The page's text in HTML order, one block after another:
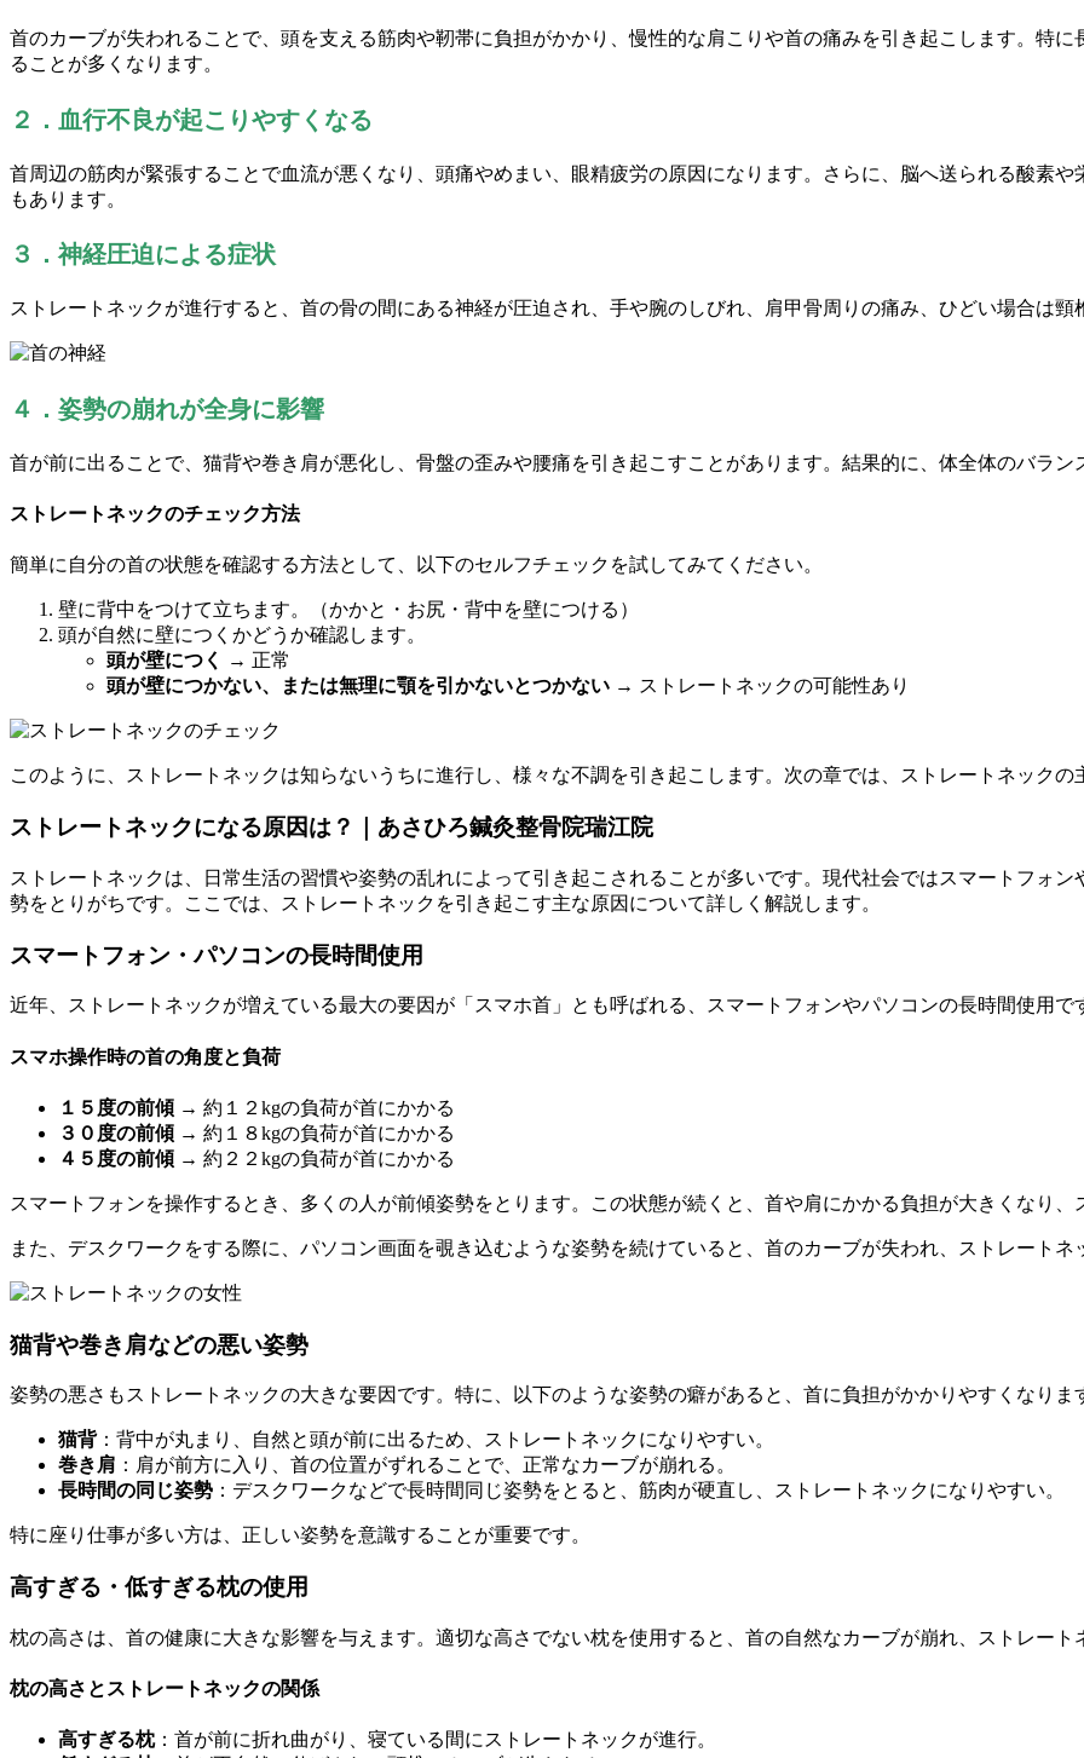
首のカーブが失われることで、頭を支える筋肉や靭帯に負担がかかり、慢性的な肩こりや首の痛みを引き起こします。特
ることが多くなります。
２．血行不良が起こりやすくなる
首周辺の筋肉が緊張することで血流が悪くなり、頭痛やめまい、眼精疲労の原因になります。さらに、脳へ送られる酸素
もあります。
３．神経圧迫による症状
ストレートネックが進行すると、首の骨の間にある神経が圧迫され、手や腕のしびれ、肩甲骨周りの痛み、ひどい場合は
４．姿勢の崩れが全身に影響
首が前に出ることで、猫背や巻き肩が悪化し、骨盤の歪みや腰痛を引き起こすことがあります。結果的に、体全体のバラ
ストレートネックのチェック方法
簡単に自分の首の状態を確認する方法として、以下のセルフチェックを試してみてください。
壁に背中をつけて立ちます。（かかと・お尻・背中を壁につける）
頭が自然に壁につくかどうか確認します。
頭が壁につく
→ 正常
頭が壁につかない、または無理に顎を引かないとつかない → ストレートネックの可能性あり
このように、ストレートネックは知らないうちに進行し、様々な不調を引き起こします。次の章では、ストレートネック
ストレートネックになる原因は？｜あさひろ鍼灸整骨院瑞江院
ストレートネックは、日常生活の習慣や姿勢の乱れによって引き起こされることが多いです。現代社会ではスマートフォ
勢をとりがちです。ここでは、ストレートネックを引き起こす主な原因について詳しく解説します。
スマートフォン・パソコンの長時間使用
近年、ストレートネックが増えている最大の要因が「スマホ首」とも呼ばれる、スマートフォンやパソコンの長時間使用で
スマホ操作時の首の角度と負荷
１５度の前傾 → 約１２kgの負荷が首にかかる
３０度の前傾 → 約１８kgの負荷が首にかかる
４５度の前傾 → 約２２kgの負荷が首にかかる
スマートフォンを操作するとき、多くの人が前傾姿勢をとります。この状態が続くと、首や肩にかかる負担が大きくなり
また、デスクワークをする際に、パソコン画面を覗き込むような姿勢を続けていると、首のカーブが失われ、ストレートネ
猫背や巻き肩などの悪い姿勢
姿勢の悪さもストレートネックの大きな要因です。特に、以下のような姿勢の癖があると、首に負担がかかりやすくなりま
猫背：背中が丸まり、自然と頭が前に出るため、ストレートネックになりやすい。
巻き肩 ：肩が前方に入り、首の位置がずれることで、正常なカーブが崩れる。
長時間の同じ姿勢 ：デスクワークなどで長時間同じ姿勢をとると、筋肉が硬直し、ストレートネックになりやすい。
特に座り仕事が多い方は、正しい姿勢を意識することが重要です。
高すぎる・低すぎる枕の使用
枕の高さは、首の健康に大きな影響を与えます。適切な高さでない枕を使用すると、首の自然なカーブが崩れ、ストレート
枕の高さとストレートネックの関係
高すぎる枕：首が前に折れ曲がり、寝ている間にストレートネックが進行。